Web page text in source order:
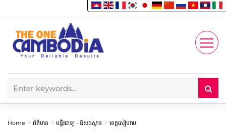
Account
Enjoy
Home ព័ត៌មាន មន្ទីរពេទ្យ -​ ឱសថស្ថាន ខេត្តសៀមរាប